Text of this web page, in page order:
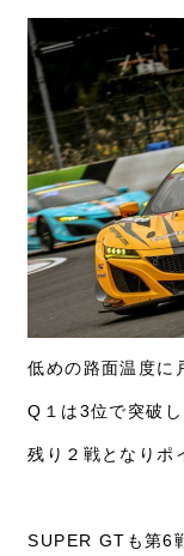
低めの路面温度に
Q１は3位で突破
残り２戦となりポ
SUPER GTも第6